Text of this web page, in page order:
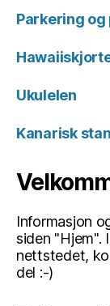
Parkering
Ukulelen
Kanarisk
Informasjon
siden "Hjem".
nettstedet,
del :-)